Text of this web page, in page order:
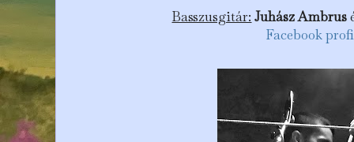
Basszusgitár: Juhász Ambrus
Facebook